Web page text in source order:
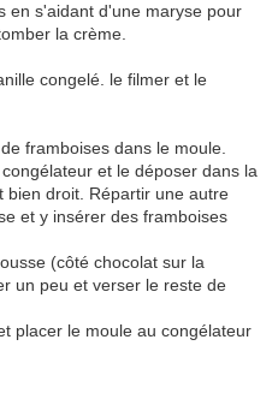
en s'aidant d'une maryse pour
la crème.
congelé. le filmer et le
framboises dans le moule.
et le déposer dans la
bien droit. Répartir une autre
et y insérer des framboises
(côté chocolat sur la
un peu et verser le reste de
placer le moule au congélateur